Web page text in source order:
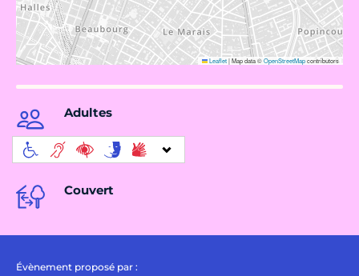
Leaflet|Map data ©OpenStreetMapcontributors
Adultes
Couvert
Évènement proposé par :